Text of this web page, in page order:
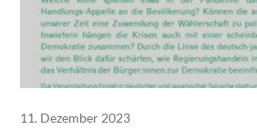
11. Dezember 2023